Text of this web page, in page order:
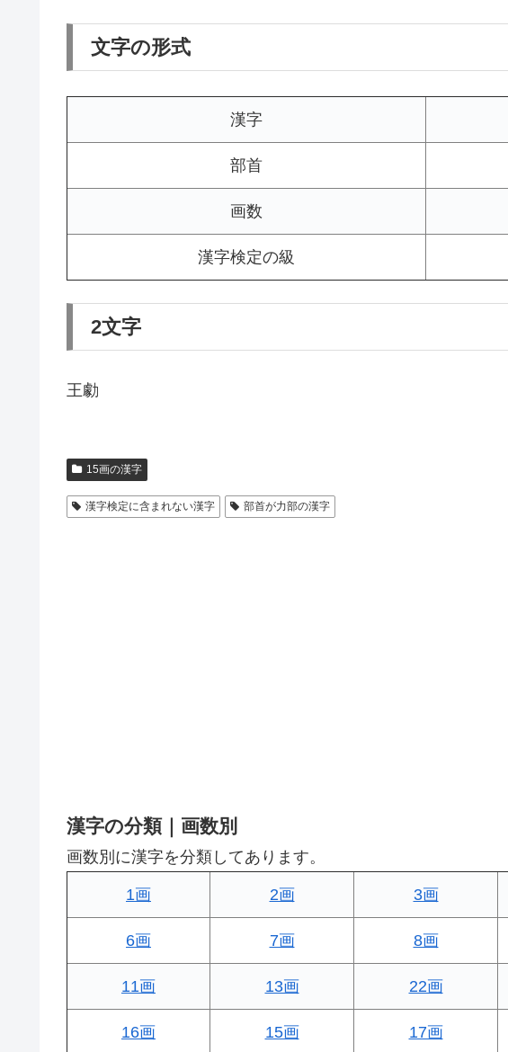
文字の形式
漢字
部首
画数
漢字検定の級
2文字
王勮
15画の漢字
漢字検定に含まれない漢字 部首が力部の漢字
漢字の分類｜画数別
画数別に漢字を分類してあります。
1画 2画 3画
6画 7画 8画
11画 13画 22画
16画 15画 17画